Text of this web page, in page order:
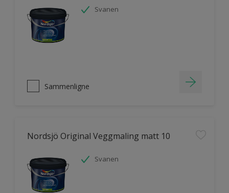
Svanen
Sammenligne
Nordsjö Original Veggmaling matt 10
Svanen